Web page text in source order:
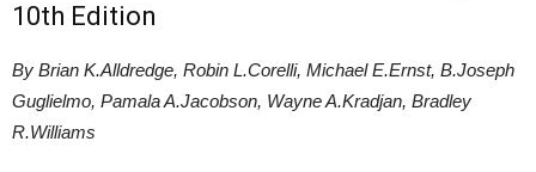
10th Edition
By Brian K.Alldredge, Robin L.Corelli, Michael E.Ernst, B.Joseph
Guglielmo, Pamala A.Jacobson, Wayne A.Kradjan, Bradley
R.Williams